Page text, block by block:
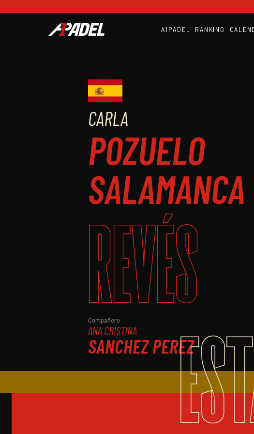
A1PADEL RANKING
CARLA
POZUELO
SALAMANCA
REVÉS
Compañero
ANA CRISTINA
SANCHEZ PEREZ